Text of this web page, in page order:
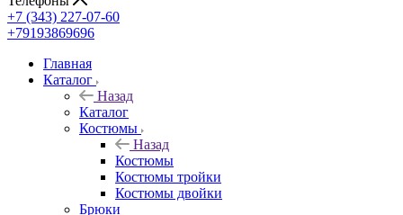
+7 (343) 227-07-60
+79193869696
Главная
Каталог
Назад
Каталог
Костюмы
Назад
Костюмы
Костюмы тройки
Костюмы двойки
Брюки